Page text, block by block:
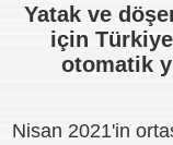
Yatak ve
için
otomatik
Nisan 2021'in